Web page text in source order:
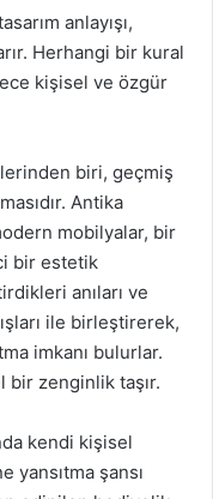
anlayışı,
Herhangi bir kural
kişisel ve özgür
biri, geçmiş
Antika
mobilyalar, bir
bir estetik
anıları ve
ile birleştirerek,
imkanı bulurlar.
bir zenginlik taşır.
kendi kişisel
şansı